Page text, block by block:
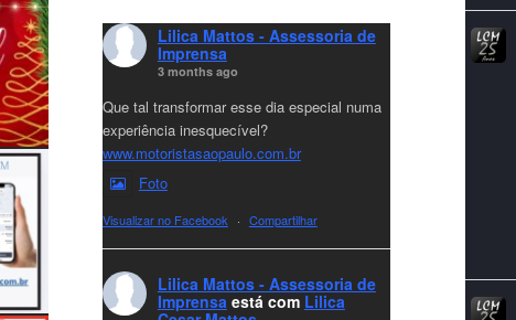
Lilica Mattos - Assessoria de
Imprensa
3 months ago
Que tal transformar esse dia especial numa
experiência inesquecível?
www.motoristasaopaulo.com.br
Foto
Visualizar no Facebook · Compartilhar
Lilica Mattos - Assessoria de
Imprensa está com Lilica